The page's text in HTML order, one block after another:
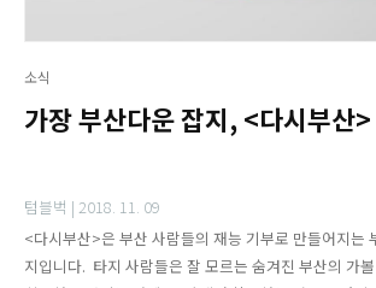
소식
가장 부산다운 잡지, <다시부산
텀블벅 | 2018. 11. 09
<다시부산>은 부산 사람들의 재능 기부로 만들어지는
지입니다. 타지 사람들은 잘 모르는 숨겨진 부산의 가